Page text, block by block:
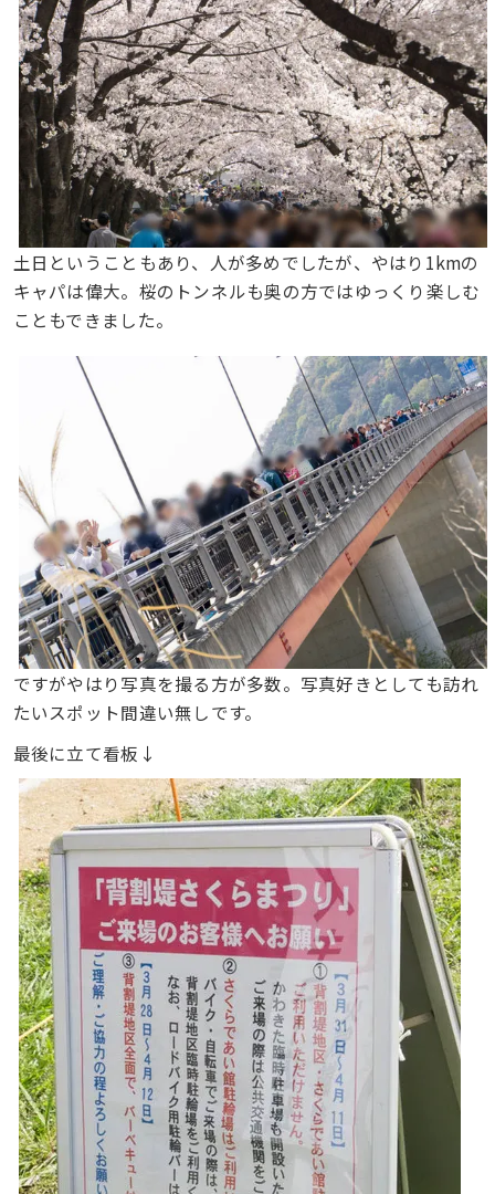
土日ということもあり、人が多めでしたが、やはり1kmの
キャパは偉大。桜のトンネルも奥の方ではゆっくり楽しむ
こともできました。
ですがやはり写真を撮る方が多数。写真好きとしても訪れ
たいスポット間違い無しです。
最後に立て看板↓